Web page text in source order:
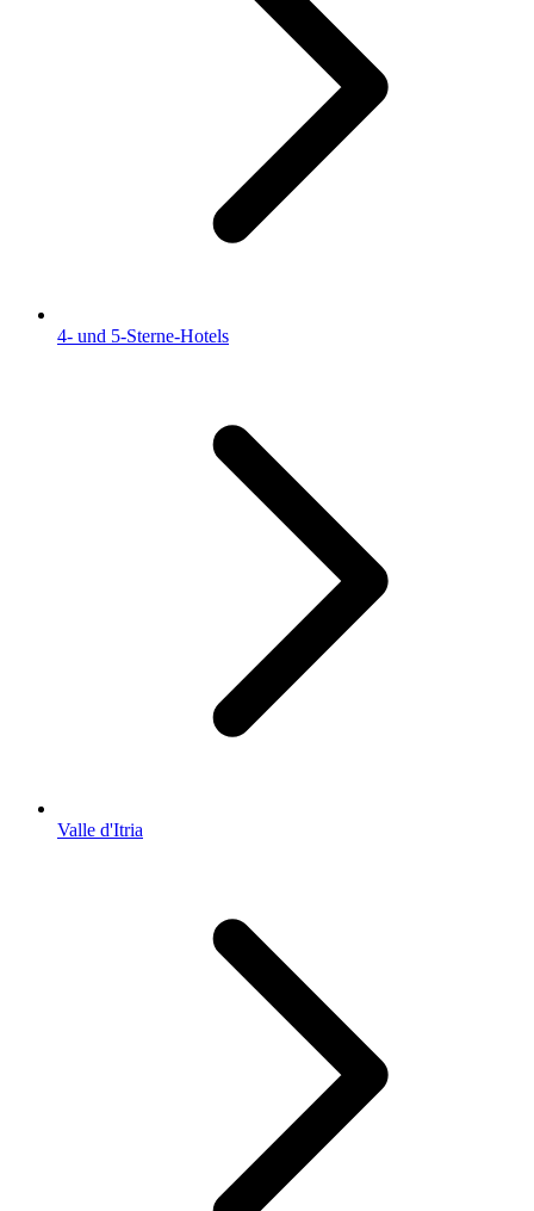
4- und 5-Sterne-Hotels
Valle d'Itria